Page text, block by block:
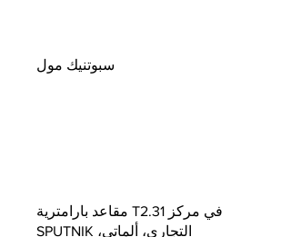
سبوتنيك مول
مقاعد بارامترية T2.31 في مركز
SPUTNIK التجاري، ألماتي،